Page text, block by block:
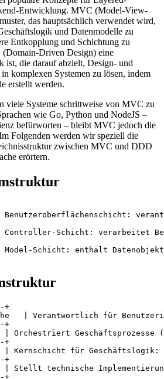
Entwicklung. MVC (Model-View-
das hauptsächlich verwendet wird,
und Datenmodelle zu
Entkopplung und Schichtung zu
Driven Design) eine
ist, die darauf abzielt, Design- und
komplexen Systemen zu lösen, indem
erstellt werden.
viele Systeme schrittweise von MVC zu
wie Go, Python und NodeJS –
befürworten – bleibt MVC jedoch die
Folgenden werden wir speziell die
zwischen MVC und DDD
erörtern.
Schicht: verarbeitet
Schicht: enthält
+
| Verantwortlich für
+
Orchestriert Geschäftsprozesse
+
Kernschicht für Geschäftslogik:
+
technische